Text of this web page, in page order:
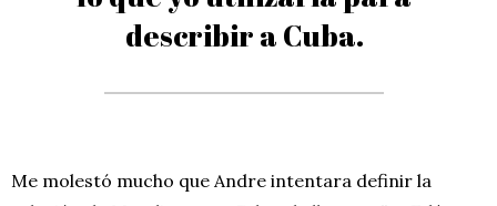
describir a Cuba.
Me molestó mucho que Andre intentara definir la